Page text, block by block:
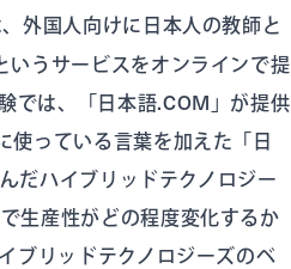
外国人向けに日本人の教師と
いうサービスをオンラインで提
では、「日本語.COM」が提供
使っている言葉を加えた「日
だハイブリッドテクノロジー
生産性がどの程度変化するか
ブリッドテクノロジーズのベ